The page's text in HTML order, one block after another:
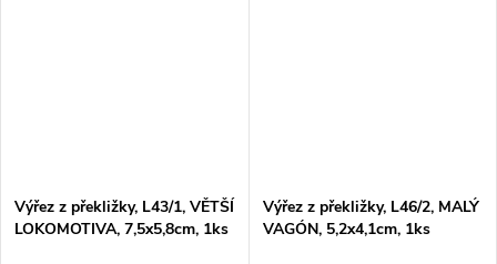
Výřez z překližky, L43/1, VĚTŠÍ
LOKOMOTIVA, 7,5x5,8cm, 1ks
Výřez z překližky, L46/2, MALÝ
VAGÓN, 5,2x4,1cm, 1ks